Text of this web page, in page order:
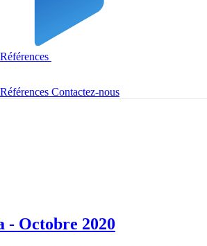
Références
Références Contactez-nous
- Octobre 2020